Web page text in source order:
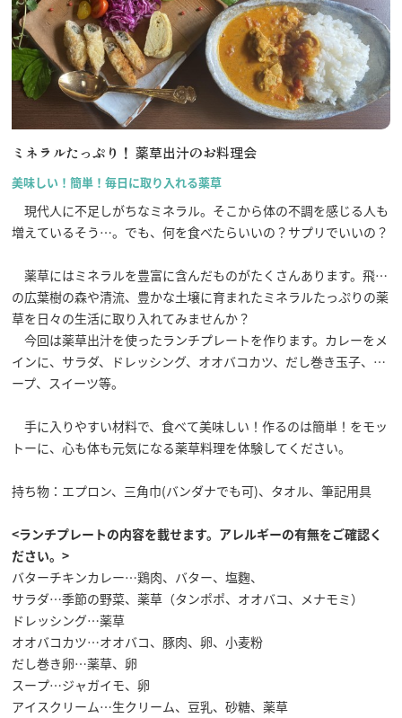
ミネラルたっぷり！ 薬草出汁のお料理会
美味しい！簡単！毎日に取り入れる薬草
現代人に不足しがちなミネラル。そこから体の不調を感じる人も
増えているそう…。でも、何を食べたらいいの？サプリでいいの？
薬草にはミネラルを豊富に含んだものがたくさんあります。飛騨
の広葉樹の森や清流、豊かな土壌に育まれたミネラルたっぷりの薬
草を日々の生活に取り入れてみませんか？
今回は薬草出汁を使ったランチプレートを作ります。カレーをメ
インに、サラダ、ドレッシング、オオバコカツ、だし巻き玉子、ス
ープ、スイーツ等。
手に入りやすい材料で、食べて美味しい！作るのは簡単！をモッ
トーに、心も体も元気になる薬草料理を体験してください。
持ち物：エプロン、三角巾(バンダナでも可)、タオル、筆記用具
<ランチプレートの内容を載せます。アレルギーの有無をご確認く
ださい。>
バターチキンカレー…鶏肉、バター、塩麴、
サラダ…季節の野菜、薬草（タンポポ、オオバコ、メナモミ）
ドレッシング…薬草
オオバコカツ…オオバコ、豚肉、卵、小麦粉
だし巻き卵…薬草、卵
スープ…ジャガイモ、卵
アイスクリーム…生クリーム、豆乳、砂糖、薬草